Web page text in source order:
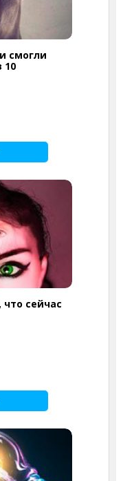
смогли
10
сейчас